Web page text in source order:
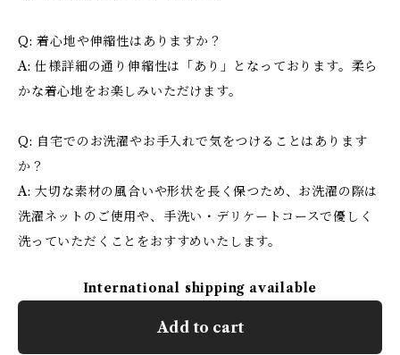
Q: 着心地や伸縮性はありますか？
A: 仕様詳細の通り伸縮性は「あり」となっております。柔ら
かな着心地をお楽しみいただけます。
Q: 自宅でのお洗濯やお手入れで気をつけることはあります
か？
A: 大切な素材の風合いや形状を長く保つため、お洗濯の際は
洗濯ネットのご使用や、手洗い・デリケートコースで優しく
洗っていただくことをおすすめいたします。
International shipping available
Add to cart